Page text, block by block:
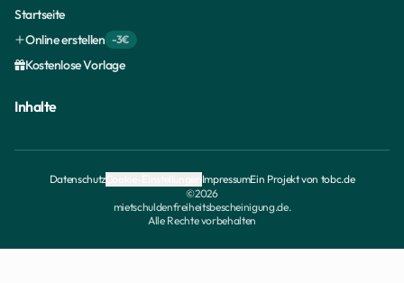
Startseite
Online erstellen -3€
Kostenlose Vorlage
Inhalte
©2026
mietschuldenfreiheitsbescheinigung.de.
Alle Rechte vorbehalten
DatenschutzCookie-Einstellungen ImpressumEin Projekt von tobc.de